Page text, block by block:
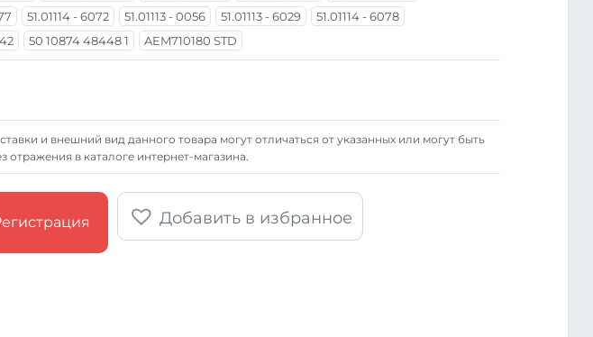
51.01114 - 6072 51.01113 - 0056 51.01113 - 6029
51.01114 - 6078
50 10874 48448 1 AEM710180 STD
и внешний вид данного товара могут отличаться от указанных или могут быть
в каталоге интернет-магазина.
Добавить в избранное